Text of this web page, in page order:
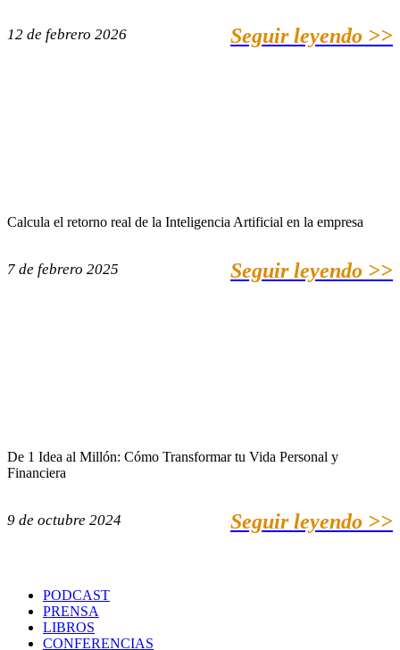
12 de febrero 2026 Seguir leyendo >>
Calcula el retorno real de la Inteligencia Artificial en la empresa
7 de febrero 2025 Seguir leyendo >>
De 1 Idea al Millón: Cómo Transformar tu Vida Personal y
Financiera
9 de octubre 2024 Seguir leyendo >>
PODCAST
PRENSA
LIBROS
CONFERENCIAS